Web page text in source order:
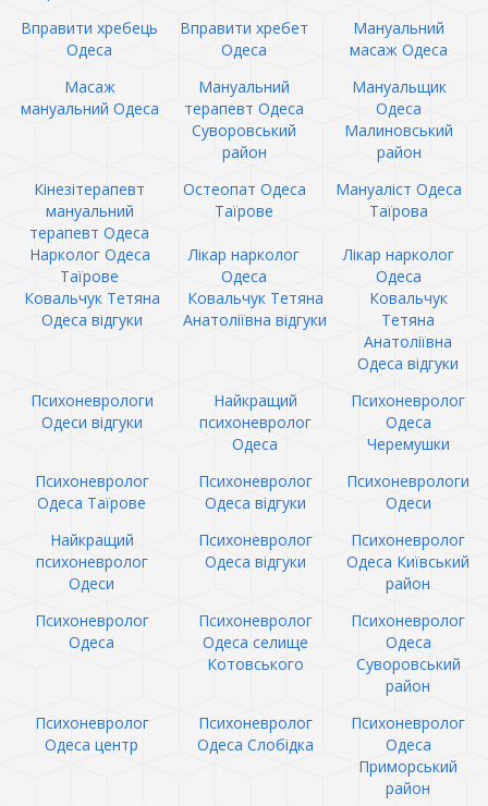
Вправити хребець
Одеса
Вправити хребет
Одеса
Мануальний
масаж Одеса
Масаж
мануальний Одеса
Мануальний
терапевт Одеса
Суворовський
район
Мануальщик
Одеса
Малиновський
район
Кінезітерапевт
мануальний
терапевт Одеса
Остеопат Одеса
Таїрове
Мануаліст Одеса
Таїрова
Нарколог Одеса
Таїрове
Лікар нарколог
Одеса
Лікар нарколог
Одеса
Ковальчук Тетяна
Одеса відгуки
Ковальчук Тетяна
Анатоліївна відгуки
Ковальчук
Тетяна
Анатоліївна
Одеса відгуки
Психоневрологи
Одеси відгуки
Найкращий
психоневролог
Одеса
Психоневролог
Одеса
Черемушки
Психоневролог
Одеса Таїрове
Психоневролог
Одеса відгуки
Психоневрологи
Одеси
Найкращий
психоневролог
Одеси
Психоневролог
Одеса відгуки
Психоневролог
Одеса Київський
район
Психоневролог
Одеса
Психоневролог
Одеса селище
Котовського
Психоневролог
Одеса
Суворовський
район
Психоневролог
Одеса центр
Психоневролог
Одеса Слобідка
Психоневролог
Одеса
Приморський
район